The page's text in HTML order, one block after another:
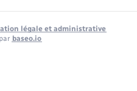
légale et administrative
baseo.io